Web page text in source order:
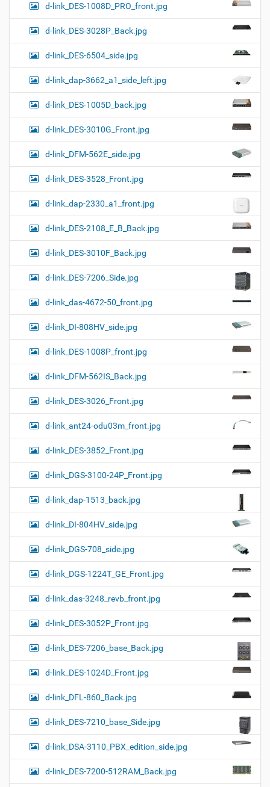
d-link_DES-1008D_PRO_front.jpg
d-link_DES-3028P_Back.jpg
d-link_DES-6504_side.jpg
d-link_dap-3662_a1_side_left.jpg
d-link_DES-1005D_back.jpg
d-link_DES-3010G_Front.jpg
d-link_DFM-562E_side.jpg
d-link_DES-3528_Front.jpg
d-link_dap-2330_a1_front.jpg
d-link_DES-2108_E_B_Back.jpg
d-link_DES-3010F_Back.jpg
d-link_DES-7206_Side.jpg
d-link_das-4672-50_front.jpg
d-link_DI-808HV_side.jpg
d-link_DES-1008P_front.jpg
d-link_DFM-562IS_Back.jpg
d-link_DES-3026_Front.jpg
d-link_ant24-odu03m_front.jpg
d-link_DES-3852_Front.jpg
d-link_DGS-3100-24P_Front.jpg
d-link_dap-1513_back.jpg
d-link_DI-804HV_side.jpg
d-link_DGS-708_side.jpg
d-link_DGS-1224T_GE_Front.jpg
d-link_das-3248_revb_front.jpg
d-link_DES-3052P_Front.jpg
d-link_DES-7206_base_Back.jpg
d-link_DES-1024D_Front.jpg
d-link_DFL-860_Back.jpg
d-link_DES-7210_base_Side.jpg
d-link_DSA-3110_PBX_edition_side.jpg
d-link_DES-7200-512RAM_Back.jpg